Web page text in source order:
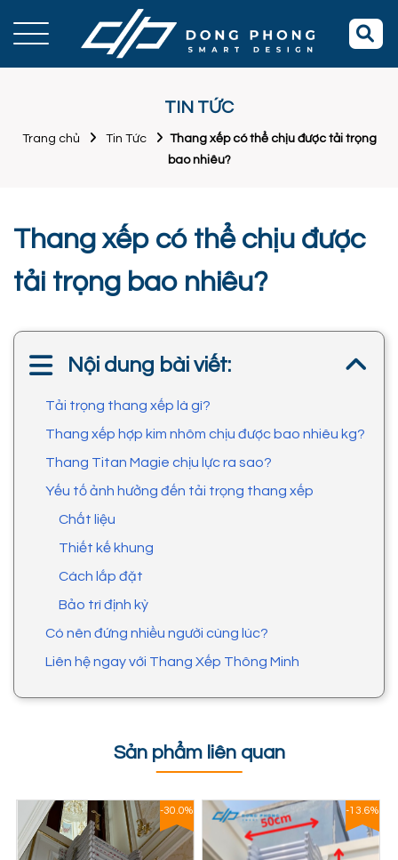
TIN TỨC
Trang chủ Tin Tức
Thang xếp có thể chịu được tải trọng
bao nhiêu?
Thang xếp có thể chịu được
tải trọng bao nhiêu?
Nội dung bài viết:
Tải trọng thang xếp là gì?
Thang xếp hợp kim nhôm chịu được bao nhiêu kg?
Thang Titan Magie chịu lực ra sao?
Yếu tố ảnh hưởng đến tải trọng thang xếp
Chất liệu
Thiết kế khung
Cách lắp đặt
Bảo trì định kỳ
Có nên đứng nhiều người cùng lúc?
Liên hệ ngay với Thang Xếp Thông Minh
Sản phẩm liên quan
-30.0% -13.6%